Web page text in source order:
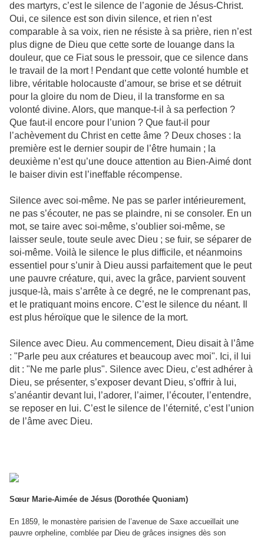
des martyrs, c’est le silence de l’agonie de Jésus-Christ.
Oui, ce silence est son divin silence, et rien n’est
comparable à sa voix, rien ne résiste à sa prière, rien n’est
plus digne de Dieu que cette sorte de louange dans la
douleur, que ce Fiat sous le pressoir, que ce silence dans
le travail de la mort ! Pendant que cette volonté humble et
libre, véritable holocauste d’amour, se brise et se détruit
pour la gloire du nom de Dieu, il la transforme en sa
volonté divine. Alors, que manque-t-il à sa perfection ?
Que faut-il encore pour l’union ? Que faut-il pour
l’achèvement du Christ en cette âme ? Deux choses : la
première est le dernier soupir de l’être humain ; la
deuxième n’est qu’une douce attention au Bien-Aimé dont
le baiser divin est l’ineffable récompense.
Silence avec soi-même. Ne pas se parler intérieurement,
ne pas s’écouter, ne pas se plaindre, ni se consoler. En un
mot, se taire avec soi-même, s’oublier soi-même, se
laisser seule, toute seule avec Dieu ; se fuir, se séparer de
soi-même. Voilà le silence le plus difficile, et néanmoins
essentiel pour s’unir à Dieu aussi parfaitement que le peut
une pauvre créature, qui, avec la grâce, parvient souvent
jusque-là, mais s’arrête à ce degré, ne le comprenant pas,
et le pratiquant moins encore. C’est le silence du néant. Il
est plus héroïque que le silence de la mort.
Silence avec Dieu. Au commencement, Dieu disait à l’âme
: "Parle peu aux créatures et beaucoup avec moi". Ici, il lui
dit : "Ne me parle plus". Silence avec Dieu, c’est adhérer à
Dieu, se présenter, s’exposer devant Dieu, s’offrir à lui,
s’anéantir devant lui, l’adorer, l’aimer, l’écouter, l’entendre,
se reposer en lui. C’est le silence de l’éternité, c’est l’union
de l’âme avec Dieu.
Sœur Marie-Aimée de Jésus (Dorothée Quoniam)
En 1859, le monastère parisien de l’avenue de Saxe accueillait une
pauvre orpheline, comblée par Dieu de grâces insignes dès son